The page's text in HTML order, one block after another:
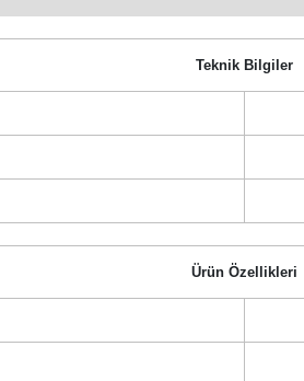
Teknik Bilgiler
Ürün Özellikleri